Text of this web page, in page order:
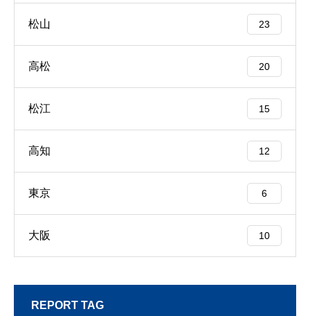
松山 23
高松 20
松江 15
高知 12
東京 6
大阪 10
REPORT TAG